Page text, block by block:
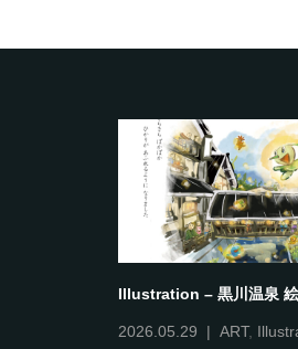
Illustration – 黒川温泉
2026.05.29 ART,